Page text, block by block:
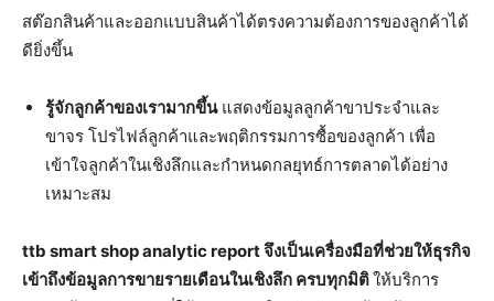
สต๊อกสินค้าและออกแบบสินค้าได้ตรงความต้องการของลูกค้าได้
ดียิ่งขึ้น
รู้จักลูกค้าของเรามากขึ้นแสดงข้อมูลลูกค้าขาประจำและ
ขาจร โปรไฟล์ลูกค้าและพฤติกรรมการซื้อของลูกค้า เพื่อ
เข้าใจลูกค้าในเชิงลึกและกำหนดกลยุทธ์การตลาดได้อย่าง
เหมาะสม
ttb smart shop analytic report จึงเป็นเครื่องมือที่ช่วยให้ธุรกิจ
เข้าถึงข้อมูลการขายรายเดือนในเชิงลึก ครบทุกมิติให้บริการ